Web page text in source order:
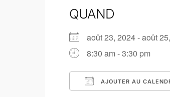
QUAND
août 23, 2024 - août
8:30 am - 3:30 pm
AJOUTER AU